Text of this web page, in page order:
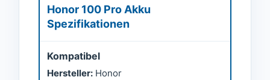
Honor 100 Pro Akku
Spezifikationen
Kompatibel
Hersteller: Honor